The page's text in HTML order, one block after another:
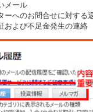
メール
ーへのお問合せに対する
および不足金発生の連絡